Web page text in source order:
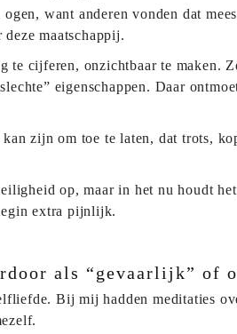
want anderen vonden dat
maatschappij.
te cijferen, onzichtbaar te maken.
eigenschappen. Daar
zijn om toe te laten, dat trots,
op, maar in het nu houdt
extra pijnlijk.
als “gevaarlijk” of
Bij mij hadden meditaties